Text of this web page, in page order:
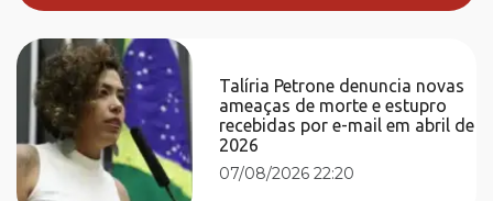
Talíria Petrone denuncia novas
ameaças de morte e estupro
recebidas por e-mail em abril de
2026
07/08/2026 22:20